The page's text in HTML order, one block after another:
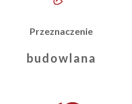
Przeznaczenie
budowlana